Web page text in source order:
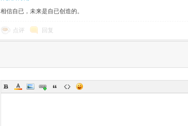
相信自已，未来是自已创造的。
点评 回复